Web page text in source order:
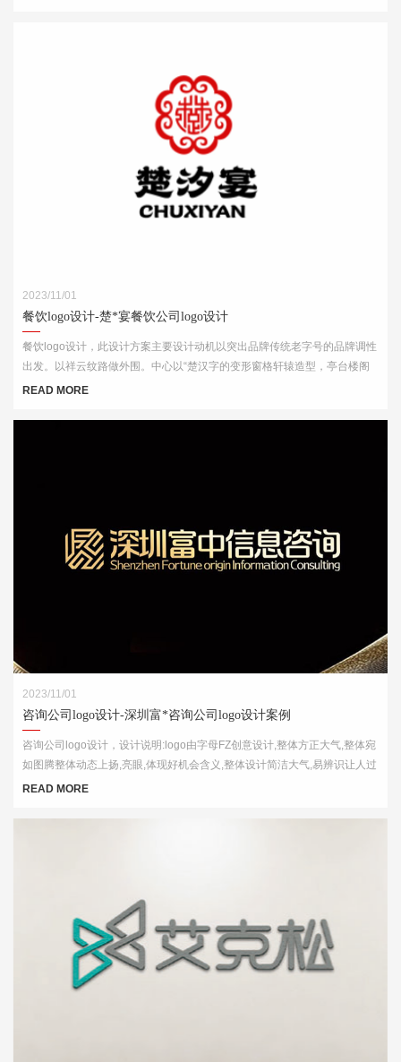
2023/11/01
餐饮logo设计-楚*宴餐饮公司logo设计
餐饮logo设计，此设计方案主要设计动机以突出品牌传统老字号的品牌调性
出发。以祥云纹路做外围。中心以“楚汉字的变形窗格轩辕造型，亭台楼阁
酒肆的视觉印象，链接企业的行业特征
READ MORE
2023/11/01
咨询公司logo设计-深圳富*咨询公司logo设计案例
咨询公司logo设计，设计说明:logo由字母FZ创意设计,整体方正大气,整体宛
如图腾整体动态上扬,亮眼,体现好机会含义,整体设计简洁大气,易辨识让人过
目不忘
READ MORE